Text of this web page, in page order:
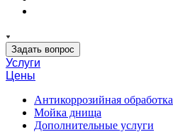
Задать вопрос
Услуги
Цены
Антикоррозийная обработка
Мойка днища
Дополнительные услуги